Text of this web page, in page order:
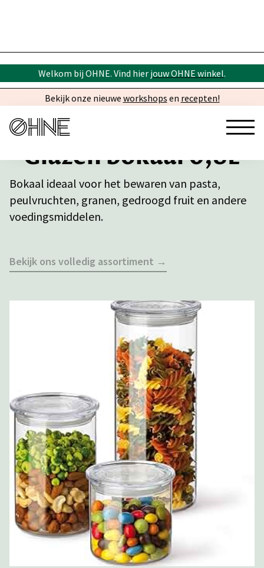
Welkom bij OHNE. Vind hier jouw OHNE winkel.
Bekijk onze nieuwe workshops en recepten!
Glazen bokaal 0,8L
Bokaal ideaal voor het bewaren van pasta,
peulvruchten, granen, gedroogd fruit en andere
voedingsmiddelen.
Bekijk ons volledig assortiment →